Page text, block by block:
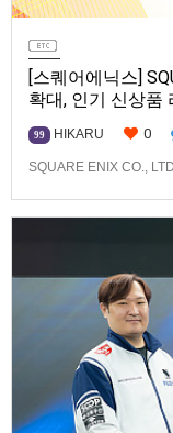
[스퀘어에닉스]
확대, 인기 신상품
99 HIKARU 0
SQUARE ENIX CO.,